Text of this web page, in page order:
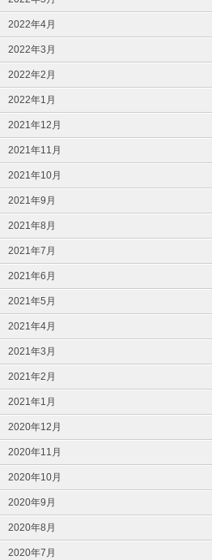
2022年4月
2022年3月
2022年2月
2022年1月
2021年12月
2021年11月
2021年10月
2021年9月
2021年8月
2021年7月
2021年6月
2021年5月
2021年4月
2021年3月
2021年2月
2021年1月
2020年12月
2020年11月
2020年10月
2020年9月
2020年8月
2020年7月